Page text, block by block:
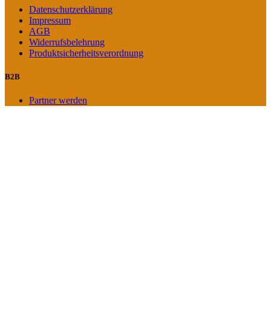
Datenschutzerklärung
Impressum
AGB
Widerrufsbelehrung
Produktsicherheitsverordnung
B2B
Partner werden